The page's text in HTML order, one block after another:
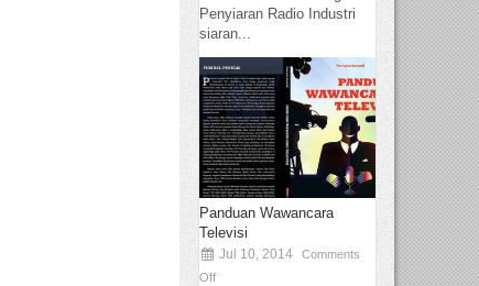
Penyiaran Radio Industri
siaran...
Panduan Wawancara
Televisi
Jul 10, 2014
Comments
Off